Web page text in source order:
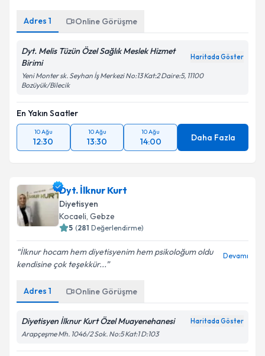
Adres 1 Online Görüşme
Dyt. Melis Tüzün Özel Sağlık Meslek Hizmet
Birimi
Haritada Göster
Yeni Monter sk. Seyhan İş Merkezi No:13 Kat:2 Daire:5, 11100
Bozüyük/Bilecik
En Yakın Saatler
10 Ağu
12:30
10 Ağu
13:30
10 Ağu
14:00 Daha Fazla
Dyt. İlknur Kurt
Diyetisyen
Kocaeli, Gebze
5 (281 Değerlendirme)
İlknur hocam hem diyetisyenim hem psikoloğum oldu
kendisine çok teşekkür...
Devamı
Adres 1 Online Görüşme
Diyetisyen İlknur Kurt Özel Muayenehanesi Haritada Göster
Arapçeşme Mh. 1046/2 Sok. No:5 Kat:1 D:103